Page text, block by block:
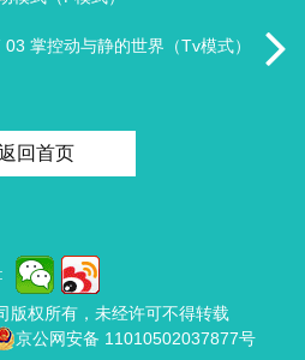
03 掌控动与静的世界（Tv模式）
回首页
版权所有，未经许可不得转载
京公网安备 11010502037877号